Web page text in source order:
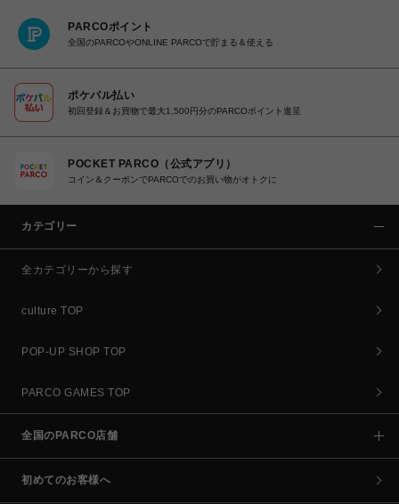
PARCOポイント
全国のPARCOやONLINE PARCOで貯まる＆使える
ポケパル払い
初回登録＆お買物で最大1,500円分のPARCOポイント進呈
POCKET PARCO（公式アプリ）
コイン＆クーポンでPARCOでのお買い物がオトクに
カテゴリー
全カテゴリーから探す
culture TOP
POP-UP SHOP TOP
PARCO GAMES TOP
全国のPARCO店舗
初めてのお客様へ